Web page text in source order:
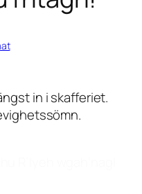
in i skafferiet.